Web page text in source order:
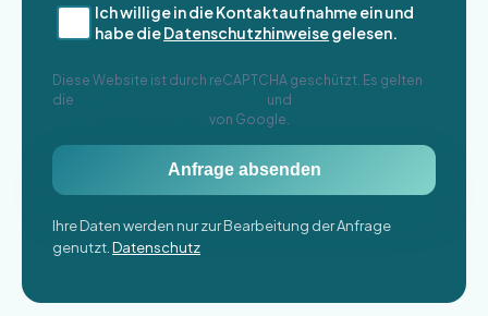
Ich willige in die Kontaktaufnahme ein und
habe dieDatenschutzhinweisegelesen.
Diese Website ist durch reCAPTCHA geschützt. Es gelten
die
und
von Google.
Anfrage absenden
Ihre Daten werden nur zur Bearbeitung der Anfrage
genutzt. Datenschutz